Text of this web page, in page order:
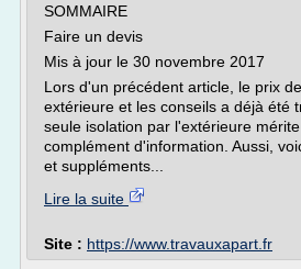
SOMMAIRE
Faire un devis
Mis à jour le 30 novembre 2017
Lors d'un précédent article, le prix
extérieure et les conseils a déjà été
seule isolation par l'extérieure
complément d'information. Aussi,
et suppléments...
Lire la suite
Site : https://www.travauxapart.fr